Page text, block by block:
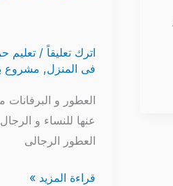
اترك تعليقاً /تعليم
فى المنزل, مشروع
العطور و البرفانات
عنها للنساء و
العطور الرجالى
قراءة المزيد »